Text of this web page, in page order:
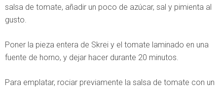
salsa de tomate, añadir un poco de azúcar, sal y pimienta al
gusto.
Poner la pieza entera de Skrei y el tomate laminado en una
fuente de horno, y dejar hacer durante 20 minutos.
Para emplatar, rociar previamente la salsa de tomate con un